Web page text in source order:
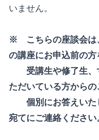
いません。
※ こちらの座談会は
の講座にお申込前の方
受講生や修了生、
ただいている方から
個別にお答えいた
宛てにご連絡ください